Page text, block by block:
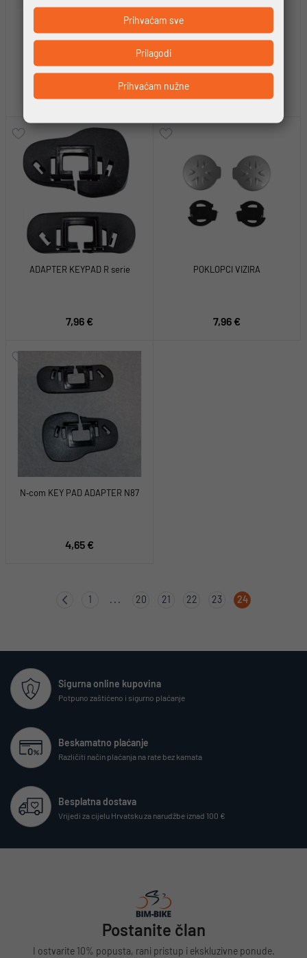
KIT VIZIRA N60,5/64/63/62
7,96 € 7,96 €
ADAPTER KEYPAD R serie
7,96 €
POKLOPCI VIZIRA
7,96 €
N‑com KEY PAD ADAPTER N87
4,65 €
1 ... 20 21 22 23 24
Sigurna online kupovina
Potpuno zaštićeno i sigurno plaćanje
Beskamatno plaćanje
Različiti način plaćanja na rate bez kamata
Besplatna dostava
Vrijedi za cijelu Hrvatsku za narudžbe iznad 100 €
Postanite član
I ostvarite 10% popusta, rani pristup i ekskluzivne ponude.
Prihvaćam nužne
Prilagodi
Prihvaćam sve